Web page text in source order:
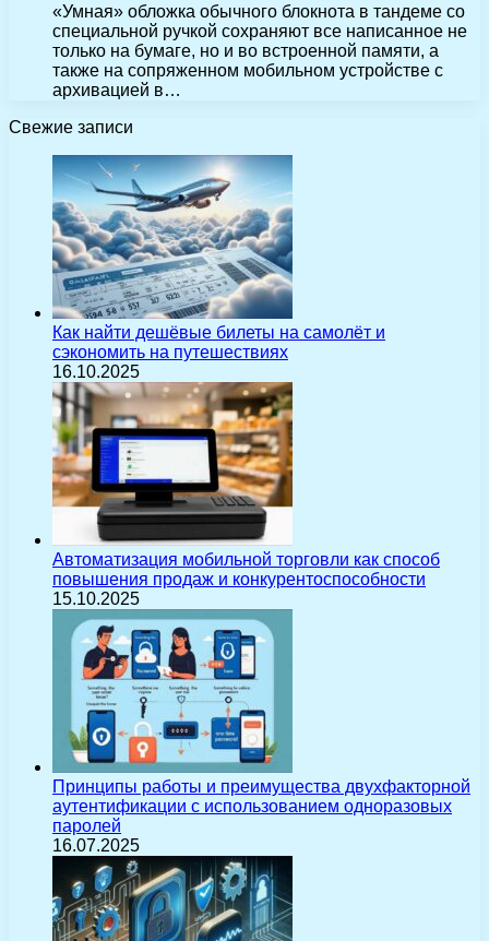
«Умная» обложка обычного блокнота в тандеме со
специальной ручкой сохраняют все написанное не
только на бумаге, но и во встроенной памяти, а
также на сопряженном мобильном устройстве с
архивацией в…
Свежие записи
Как найти дешёвые билеты на самолёт и
сэкономить на путешествиях
16.10.2025
Автоматизация мобильной торговли как способ
повышения продаж и конкурентоспособности
15.10.2025
Принципы работы и преимущества двухфакторной
аутентификации с использованием одноразовых
паролей
16.07.2025